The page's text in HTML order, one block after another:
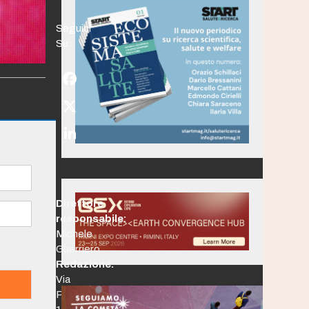
Seguici
Su:
Facebook
Twitter
(deprecated)
LinkedIn
Direttore
responsabile:
Michele
Guerriero
Redazione:
Via
Po,